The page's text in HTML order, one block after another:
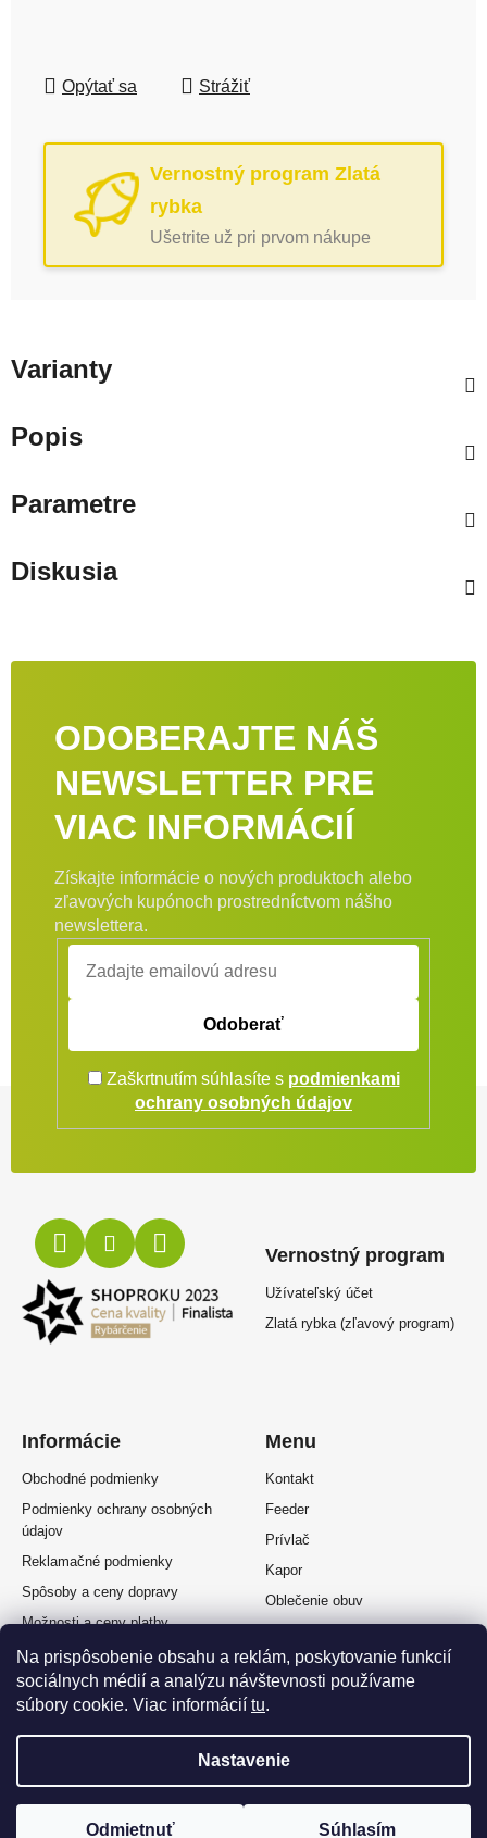
Na prispôsobenie obsahu a reklám, poskytovanie funkcií
sociálnych médií a analýzu návštevnosti používame
súbory cookie. Viac informácií tu.
Nastavenie
Odmietnuť Súhlasím
Opýtať sa Strážiť
Vernostný program Zlatá
rybka
Ušetrite už pri prvom nákupe
Varianty
Popis
Parametre
Diskusia
ODOBERAJTE NÁŠ
NEWSLETTER PRE
VIAC INFORMÁCIÍ
Získajte informácie o nových produktoch alebo
zľavových kupónoch prostredníctvom nášho
newslettera.
Odoberať
Zaškrtnutím súhlasíte s podmienkami
ochrany osobných údajov
Informácie
Obchodné podmienky
Podmienky ochrany osobných
údajov
Reklamačné podmienky
Spôsoby a ceny dopravy
Možnosti a ceny platby
Splátkový predaj
Odstúpenie od zmluvy
Vernostný program
Užívateľský účet
Zlatá rybka (zľavový program)
Menu
Kontakt
Feeder
Prívlač
Kapor
Oblečenie obuv
Muškárina
Vytvoril Shoptet Premium